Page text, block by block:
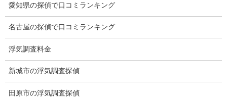
お知らせ
いじめ相談
子供の虐待
児童虐待防止対策
子供のいじめ相談
愛知県の探偵で口コミランキング
名古屋の探偵で口コミランキング
浮気調査料金
新城市の浮気調査探偵
田原市の浮気調査探偵